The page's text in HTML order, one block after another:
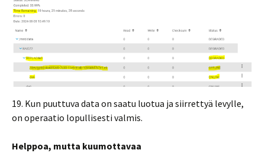
19. Kun puuttuva data on saatu luotua ja siirrettyä levylle,
on operaatio lopullisesti valmis.
Helppoa, mutta kuumottavaa